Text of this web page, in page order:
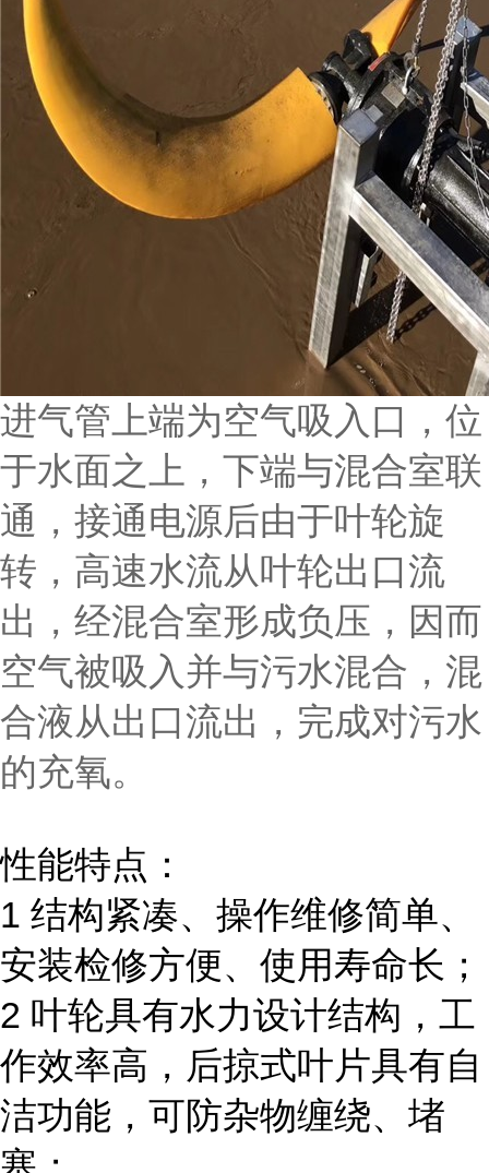
进气管上端为空气吸入口，位
于水面之上，下端与混合室联
通，接通电源后由于叶轮旋
转，高速水流从叶轮出口流
出，经混合室形成负压，因而
空气被吸入并与污水混合，混
合液从出口流出，完成对污水
的充氧。
性能特点：
1 结构紧凑、操作维修简单、
安装检修方便、使用寿命长；
2 叶轮具有水力设计结构，工
作效率高，后掠式叶片具有自
洁功能，可防杂物缠绕、堵